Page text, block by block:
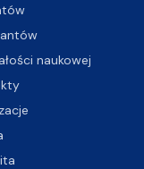
naukowej